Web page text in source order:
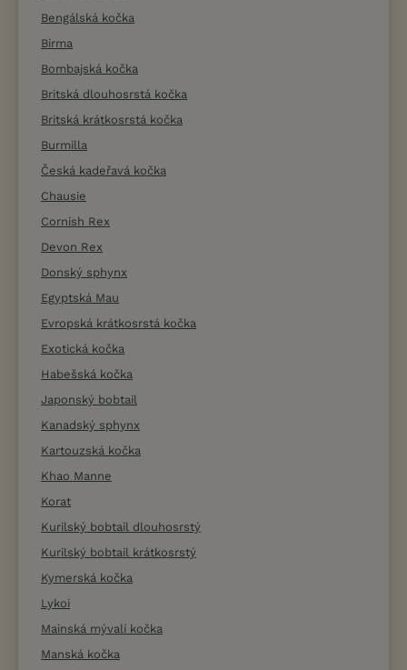
Bengálská kočka
Birma
Bombajská kočka
Britská dlouhosrstá kočka
Britská krátkosrstá kočka
Burmilla
Česká kadeřavá kočka
Chausie
Cornish Rex
Devon Rex
Donský sphynx
Egyptská Mau
Evropská krátkosrstá kočka
Exotická kočka
Habešská kočka
Japonský bobtail
Kanadský sphynx
Kartouzská kočka
Khao Manne
Korat
Kurilský bobtail dlouhosrstý
Kurilský bobtail krátkosrstý
Kymerská kočka
Lykoi
Mainská mývalí kočka
Manská kočka